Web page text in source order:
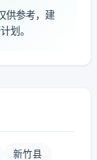
供参考，建
划。
新竹县